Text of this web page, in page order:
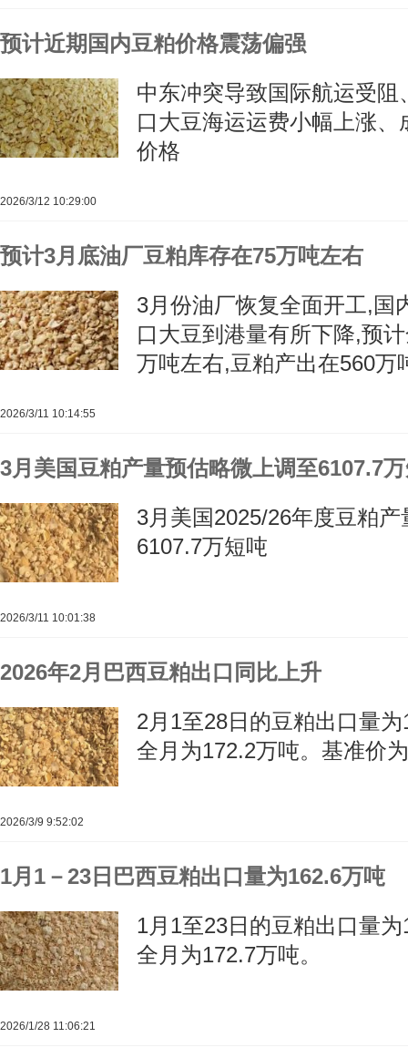
预计近期国内豆粕价格震荡偏强
中东冲突导致国际航运受
口大豆海运运费小幅上涨
价格
2026/3/12 10:29:00
预计3月底油厂豆粕库存在75万吨左右
3月份油厂恢复全面开工,国
口大豆到港量有所下降,预
万吨左右,豆粕产出在560万
2026/3/11 10:14:55
3月美国豆粕产量预估略微上调至6107.7
3月美国2025/26年度豆粕
6107.7万短吨
2026/3/11 10:01:38
2026年2月巴西豆粕出口同比上升
2月1至28日的豆粕出口量
全月为172.2万吨。基准价
2026/3/9 9:52:02
1月1－23日巴西豆粕出口量为162.6万吨
1月1至23日的豆粕出口量
全月为172.7万吨。
2026/1/28 11:06:21